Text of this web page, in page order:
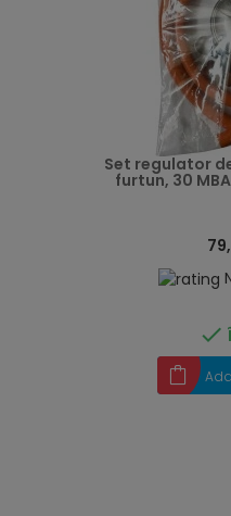
Set regulator
furtun, 30
